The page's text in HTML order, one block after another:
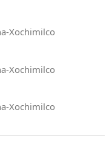
Xochimilco
Xochimilco
Xochimilco